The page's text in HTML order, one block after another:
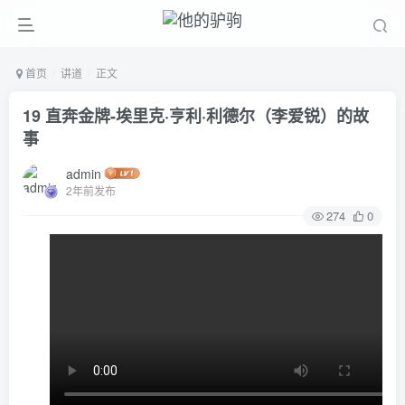
首页 讲道 正文
19 直奔金牌-埃里克·亨利·利德尔（李爱锐）的故
事
admin
2年前发布
274 0